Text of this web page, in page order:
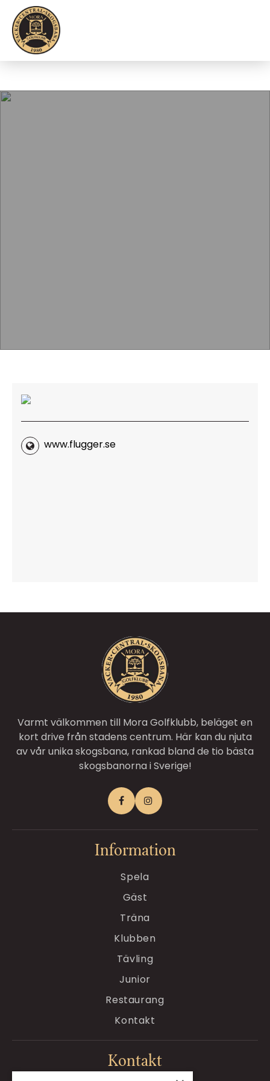
www.flugger.se
Varmt välkommen till Mora Golfklubb, beläget en
kort drive från stadens centrum. Här kan du njuta
av vår unika skogsbana, rankad bland de tio bästa
skogsbanorna i Sverige!
Information
Spela
Gäst
Träna
Klubben
Tävling
Junior
Restaurang
Kontakt
Kontakt